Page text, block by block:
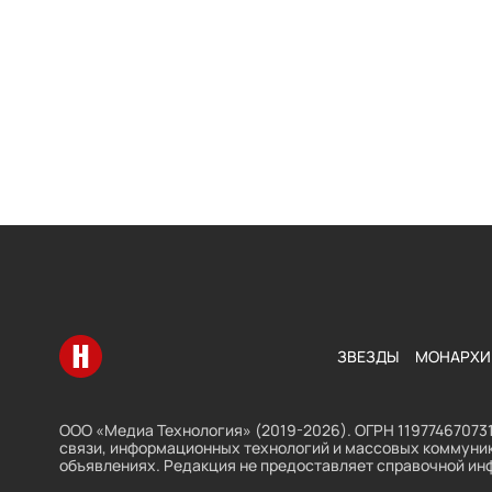
Перейти на главную ЗВЕЗДЫ МОНАРХИ
ООО «Медиа Технология» (2019-2026). ОГРН
связи, информационных технологий и массовых
объявлениях. Редакция не предоставляет справочной